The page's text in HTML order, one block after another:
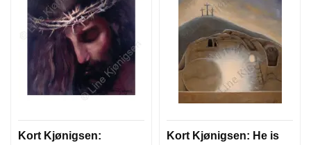
Kort Kjønigsen:
Kort Kjønigsen: He is